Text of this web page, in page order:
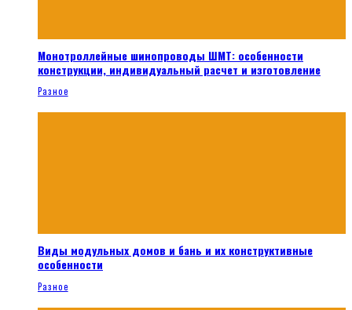
Монотроллейные шинопроводы ШМТ: особенности
конструкции, индивидуальный расчет и изготовление
Разное
Виды модульных домов и бань и их конструктивные
особенности
Разное